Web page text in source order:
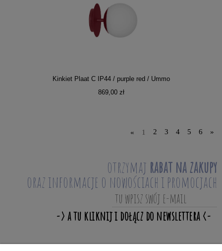
Kinkiet Plaat C IP44 / purple red / Ummo
869,00 zł
« 1 2 3 4 5 6 »
otrzymaj rabat na zakupy
oraz informacje o nowościach i promocjach